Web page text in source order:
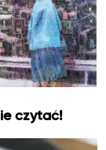
czytać!